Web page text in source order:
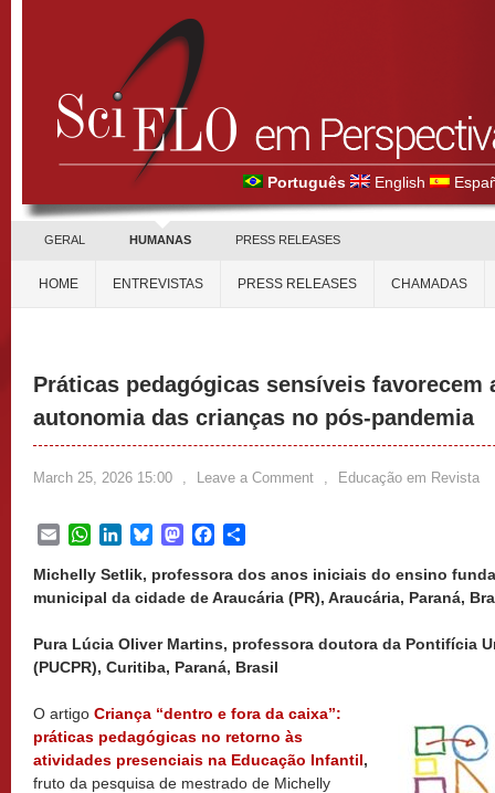
Português English
GERAL HUMANAS PRESS RELEASES
HOME ENTREVISTAS PRESS RELEASES CHAMADAS
Práticas pedagógicas sensíveis favorecem
autonomia das crianças no pós-pandemia
March 25, 2026 15:00 , Leave a Comment , Educação em Revista
EmailWhatsApp
LinkedInBlueskyMastodonFacebook
Michelly Setlik, professora dos anos iniciais do ensino
municipal da cidade de Araucária (PR), Araucária, Paraná,
Pura Lúcia Oliver Martins, professora doutora da Pontifícia
(PUCPR), Curitiba, Paraná, Brasil
O artigo Criança “dentro e fora da caixa”:
práticas pedagógicas no retorno às
atividades presenciais na Educação Infantil,
fruto da pesquisa de mestrado de Michelly